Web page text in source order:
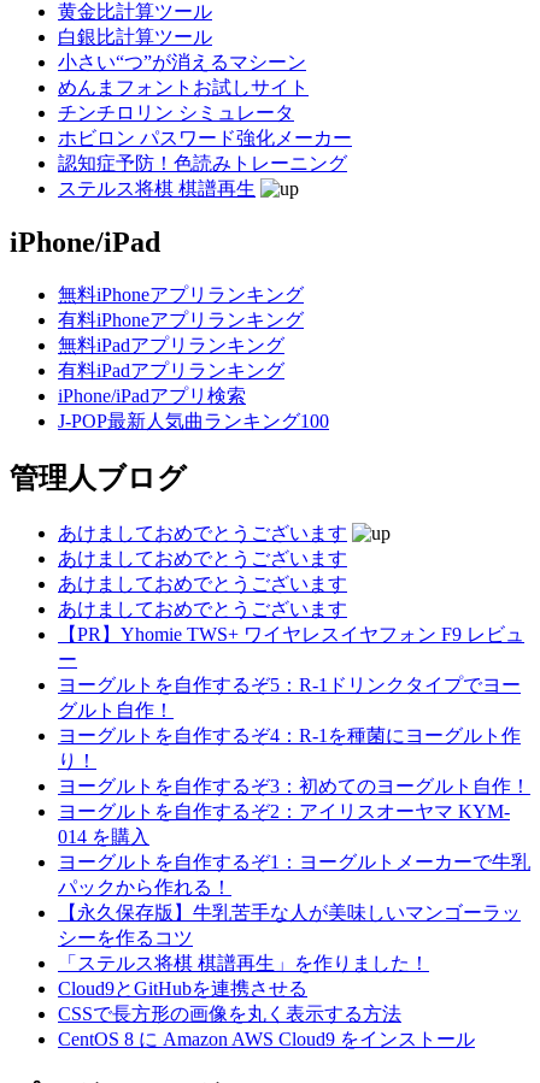
黄金比計算ツール
白銀比計算ツール
小さい“つ”が消えるマシーン
めんまフォントお試しサイト
チンチロリン シミュレータ
ホビロン パスワード強化メーカー
認知症予防！色読みトレーニング
ステルス将棋 棋譜再生
iPhone/iPad
無料iPhoneアプリランキング
有料iPhoneアプリランキング
無料iPadアプリランキング
有料iPadアプリランキング
iPhone/iPadアプリ検索
J-POP最新人気曲ランキング100
管理人ブログ
あけましておめでとうございます
あけましておめでとうございます
あけましておめでとうございます
あけましておめでとうございます
【PR】Yhomie TWS+ ワイヤレスイヤフォン F9 レビュ
ー
ヨーグルトを自作するぞ5：R-1ドリンクタイプでヨー
グルト自作！
ヨーグルトを自作するぞ4：R-1を種菌にヨーグルト作
り！
ヨーグルトを自作するぞ3：初めてのヨーグルト自作！
ヨーグルトを自作するぞ2：アイリスオーヤマ KYM-
014 を購入
ヨーグルトを自作するぞ1：ヨーグルトメーカーで牛乳
パックから作れる！
【永久保存版】牛乳苦手な人が美味しいマンゴーラッ
シーを作るコツ
「ステルス将棋 棋譜再生」を作りました！
Cloud9とGitHubを連携させる
CSSで長方形の画像を丸く表示する方法
CentOS 8 に Amazon AWS Cloud9 をインストール